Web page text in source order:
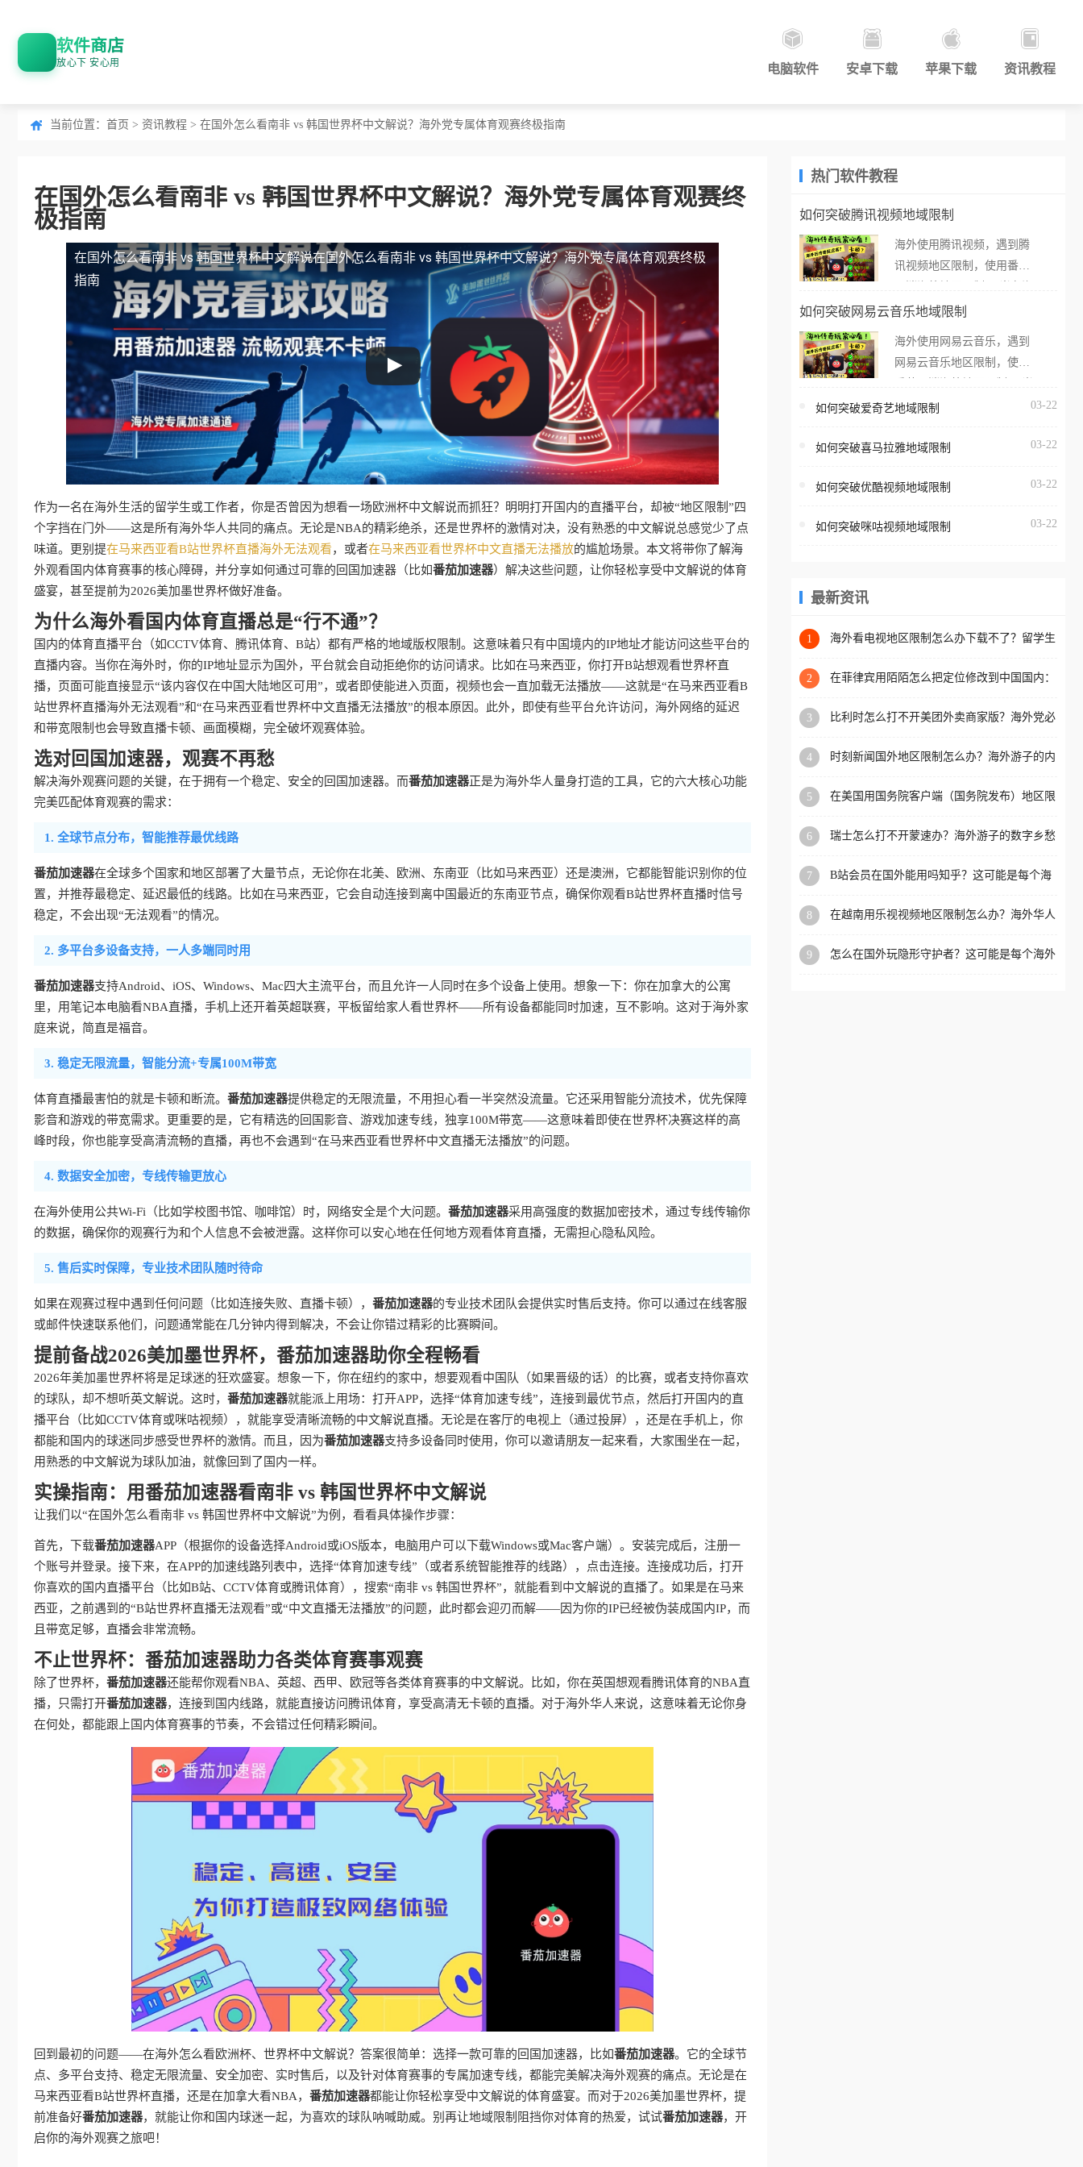
软件商店
放心下 安心用 电脑软件 安卓下载 苹果下载 资讯教程
当前位置： 首页 > 资讯教程 > 在国外怎么看南非 vs 韩国世界杯中文解说？海外党专属体育观赛终极指南
在国外怎么看南非 vs 韩国世界杯中文解说？海外党专属体育观赛终
极指南
在国外怎么看南非 vs 韩国世界杯中文解说在国外怎么看南非 vs 韩国世界杯中文解说？海外党专属体育观赛终极
指南
作为一名在海外生活的留学生或工作者，你是否曾因为想看一场欧洲杯中文解说而抓狂？明明打开国内的直播平台，却被“地区限制”四
个字挡在门外——这是所有海外华人共同的痛点。无论是NBA的精彩绝杀，还是世界杯的激情对决，没有熟悉的中文解说总感觉少了点
味道。更别提在马来西亚看B站世界杯直播海外无法观看，或者在马来西亚看世界杯中文直播无法播放的尴尬场景。本文将带你了解海
外观看国内体育赛事的核心障碍，并分享如何通过可靠的回国加速器（比如番茄加速器）解决这些问题，让你轻松享受中文解说的体育
盛宴，甚至提前为2026美加墨世界杯做好准备。
为什么海外看国内体育直播总是“行不通”？
国内的体育直播平台（如CCTV体育、腾讯体育、B站）都有严格的地域版权限制。这意味着只有中国境内的IP地址才能访问这些平台的
直播内容。当你在海外时，你的IP地址显示为国外，平台就会自动拒绝你的访问请求。比如在马来西亚，你打开B站想观看世界杯直
播，页面可能直接显示“该内容仅在中国大陆地区可用”，或者即使能进入页面，视频也会一直加载无法播放——这就是“在马来西亚看B
站世界杯直播海外无法观看”和“在马来西亚看世界杯中文直播无法播放”的根本原因。此外，即使有些平台允许访问，海外网络的延迟
和带宽限制也会导致直播卡顿、画面模糊，完全破坏观赛体验。
选对回国加速器，观赛不再愁
解决海外观赛问题的关键，在于拥有一个稳定、安全的回国加速器。而番茄加速器正是为海外华人量身打造的工具，它的六大核心功能
完美匹配体育观赛的需求：
1. 全球节点分布，智能推荐最优线路
番茄加速器在全球多个国家和地区部署了大量节点，无论你在北美、欧洲、东南亚（比如马来西亚）还是澳洲，它都能智能识别你的位
置，并推荐最稳定、延迟最低的线路。比如在马来西亚，它会自动连接到离中国最近的东南亚节点，确保你观看B站世界杯直播时信号
稳定，不会出现“无法观看”的情况。
2. 多平台多设备支持，一人多端同时用
番茄加速器支持Android、iOS、Windows、Mac四大主流平台，而且允许一人同时在多个设备上使用。想象一下：你在加拿大的公寓
里，用笔记本电脑看NBA直播，手机上还开着英超联赛，平板留给家人看世界杯——所有设备都能同时加速，互不影响。这对于海外家
庭来说，简直是福音。
3. 稳定无限流量，智能分流+专属100M带宽
体育直播最害怕的就是卡顿和断流。 番茄加速器提供稳定的无限流量，不用担心看一半突然没流量。它还采用智能分流技术，优先保障
影音和游戏的带宽需求。更重要的是，它有精选的回国影音、游戏加速专线，独享100M带宽——这意味着即使在世界杯决赛这样的高
峰时段，你也能享受高清流畅的直播，再也不会遇到“在马来西亚看世界杯中文直播无法播放”的问题。
4. 数据安全加密，专线传输更放心
在海外使用公共Wi-Fi（比如学校图书馆、咖啡馆）时，网络安全是个大问题。 番茄加速器采用高强度的数据加密技术，通过专线传输你
的数据，确保你的观赛行为和个人信息不会被泄露。这样你可以安心地在任何地方观看体育直播，无需担心隐私风险。
5. 售后实时保障，专业技术团队随时待命
如果在观赛过程中遇到任何问题（比如连接失败、直播卡顿）， 番茄加速器的专业技术团队会提供实时售后支持。你可以通过在线客服
或邮件快速联系他们，问题通常能在几分钟内得到解决，不会让你错过精彩的比赛瞬间。
提前备战2026美加墨世界杯，番茄加速器助你全程畅看
2026年美加墨世界杯将是足球迷的狂欢盛宴。想象一下，你在纽约的家中，想要观看中国队（如果晋级的话）的比赛，或者支持你喜欢
的球队，却不想听英文解说。这时， 番茄加速器就能派上用场：打开APP，选择“体育加速专线”，连接到最优节点，然后打开国内的直
播平台（比如CCTV体育或咪咕视频），就能享受清晰流畅的中文解说直播。无论是在客厅的电视上（通过投屏），还是在手机上，你
都能和国内的球迷同步感受世界杯的激情。而且，因为番茄加速器支持多设备同时使用，你可以邀请朋友一起来看，大家围坐在一起，
用熟悉的中文解说为球队加油，就像回到了国内一样。
实操指南：用番茄加速器看南非 vs 韩国世界杯中文解说
让我们以“在国外怎么看南非 vs 韩国世界杯中文解说”为例，看看具体操作步骤：
首先，下载番茄加速器APP（根据你的设备选择Android或iOS版本，电脑用户可以下载Windows或Mac客户端）。安装完成后，注册一
个账号并登录。接下来，在APP的加速线路列表中，选择“体育加速专线”（或者系统智能推荐的线路），点击连接。连接成功后，打开
你喜欢的国内直播平台（比如B站、CCTV体育或腾讯体育），搜索“南非 vs 韩国世界杯”，就能看到中文解说的直播了。如果是在马来
西亚，之前遇到的“B站世界杯直播无法观看”或“中文直播无法播放”的问题，此时都会迎刃而解——因为你的IP已经被伪装成国内IP，而
且带宽足够，直播会非常流畅。
不止世界杯：番茄加速器助力各类体育赛事观赛
除了世界杯， 番茄加速器还能帮你观看NBA、英超、西甲、欧冠等各类体育赛事的中文解说。比如，你在英国想观看腾讯体育的NBA直
播，只需打开番茄加速器，连接到国内线路，就能直接访问腾讯体育，享受高清无卡顿的直播。对于海外华人来说，这意味着无论你身
在何处，都能跟上国内体育赛事的节奏，不会错过任何精彩瞬间。
回到最初的问题——在海外怎么看欧洲杯、世界杯中文解说？答案很简单：选择一款可靠的回国加速器，比如番茄加速器。它的全球节
点、多平台支持、稳定无限流量、安全加密、实时售后，以及针对体育赛事的专属加速专线，都能完美解决海外观赛的痛点。无论是在
马来西亚看B站世界杯直播，还是在加拿大看NBA， 番茄加速器都能让你轻松享受中文解说的体育盛宴。而对于2026美加墨世界杯，提
前准备好番茄加速器，就能让你和国内球迷一起，为喜欢的球队呐喊助威。别再让地域限制阻挡你对体育的热爱，试试番茄加速器，开
启你的海外观赛之旅吧！
热门软件教程
如何突破腾讯视频地域限制
海外使用腾讯视频，遇到腾
讯视频地区限制，使用番茄
外打开腾讯视频，却突然弹
地区无法播放”的提示语。
海外用户如香港、澳门、台
亚、欧洲等国家和地区时，
台一样，出现地区及版权限
地区播放。 遇到这个问题的
区工作、留学、定居等，都
权限制所困扰。
如何突破网易云音乐地域限制
海外使用网易云音乐，遇到
网易云音乐地区限制，使用
在海外打开网易云音乐，却
所在的地区无法播放”的提示
门、台湾、美国、加拿大、
区时，网易云音乐也会像其
回国加速器，即可解决「海
版权限制」的问题，无论人
国、加拿大、澳大利亚、欧
学、定居等，都可以使用，
扰。
如何突破爱奇艺地域限制 03-22
如何突破喜马拉雅地域限制 03-22
如何突破优酷视频地域限制 03-22
如何突破咪咕视频地域限制 03-22
最新资讯
1
海外看电视地区限制怎么办下载不了？留学生
2
在菲律宾用陌陌怎么把定位修改到中国国内：
3
比利时怎么打不开美团外卖商家版？海外党必
4
时刻新闻国外地区限制怎么办？海外游子的内
5
在美国用国务院客户端（国务院发布）地区限
6
瑞士怎么打不开蒙速办？海外游子的数字乡愁
7
B站会员在国外能用吗知乎？这可能是每个海
8
在越南用乐视视频地区限制怎么办？海外华人
9
怎么在国外玩隐形守护者？这可能是每个海外